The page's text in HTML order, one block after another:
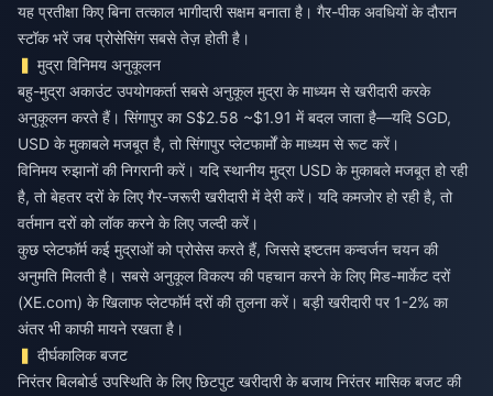
यह प्रतीक्षा किए बिना तत्काल भागीदारी सक्षम बनाता है। गैर-पीक अवधियों के दौरान
स्टॉक भरें जब प्रोसेसिंग सबसे तेज़ होती है।
मुद्रा विनिमय अनुकूलन
बहु-मुद्रा अकाउंट उपयोगकर्ता सबसे अनुकूल मुद्रा के माध्यम से खरीदारी करके
अनुकूलन करते हैं। सिंगापुर का S$2.58 ~$1.91 में बदल जाता है—यदि SGD,
USD के मुकाबले मजबूत है, तो सिंगापुर प्लेटफार्मों के माध्यम से रूट करें।
विनिमय रुझानों की निगरानी करें। यदि स्थानीय मुद्रा USD के मुकाबले मजबूत हो रही
है, तो बेहतर दरों के लिए गैर-जरूरी खरीदारी में देरी करें। यदि कमजोर हो रही है, तो
वर्तमान दरों को लॉक करने के लिए जल्दी करें।
कुछ प्लेटफॉर्म कई मुद्राओं को प्रोसेस करते हैं, जिससे इष्टतम कन्वर्जन चयन की
अनुमति मिलती है। सबसे अनुकूल विकल्प की पहचान करने के लिए मिड-मार्केट दरों
(XE.com) के खिलाफ प्लेटफॉर्म दरों की तुलना करें। बड़ी खरीदारी पर 1-2% का
अंतर भी काफी मायने रखता है।
दीर्घकालिक बजट
निरंतर बिलबोर्ड उपस्थिति के लिए छिटपुट खरीदारी के बजाय निरंतर मासिक बजट की